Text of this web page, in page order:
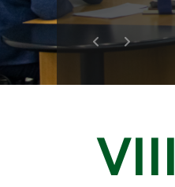
VIII